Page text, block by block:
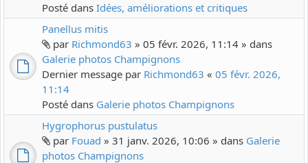
Posté dans Idées, améliorations et critiques
Panellus mitis
par Richmond63 » 05 févr. 2026, 11:14 » dans
Galerie photos Champignons
Dernier message par Richmond63 « 05 févr. 2026,
11:14
Posté dans Galerie photos Champignons
Hygrophorus pustulatus
par Fouad » 31 janv. 2026, 10:06 » dans Galerie
photos Champignons